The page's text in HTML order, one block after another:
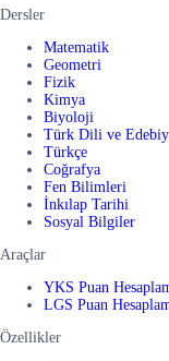
Dersler
Matematik
Geometri
Fizik
Kimya
Biyoloji
Türk Dili ve
Türkçe
Coğrafya
Fen Bilimleri
İnkılap Tarihi
Sosyal Bilgiler
Araçlar
YKS Puan
LGS Puan
Özellikler